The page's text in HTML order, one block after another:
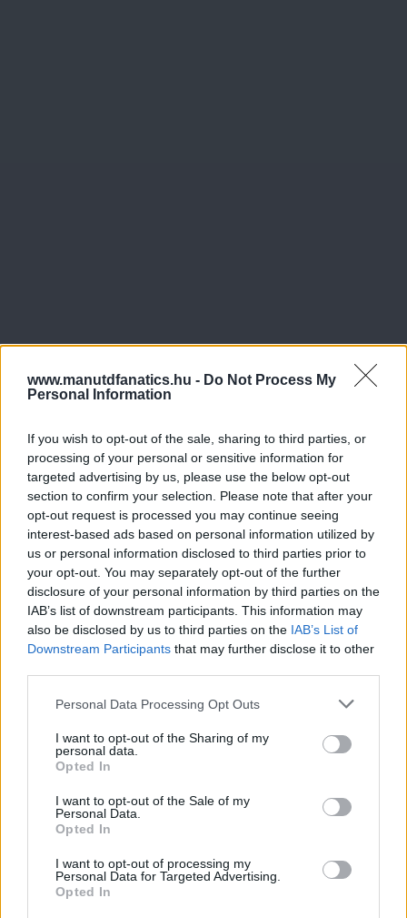
www.manutdfanatics.hu - Do Not Process My
Personal Information
If you wish to opt-out of the sale, sharing to third parties, or
processing of your personal or sensitive information for
targeted advertising by us, please use the below opt-out
section to confirm your selection. Please note that after your
opt-out request is processed you may continue seeing
interest-based ads based on personal information utilized by
us or personal information disclosed to third parties prior to
your opt-out. You may separately opt-out of the further
disclosure of your personal information by third parties on the
IAB’s list of downstream participants. This information may
also be disclosed by us to third parties on the IAB’s List of
Downstream Participants that may further disclose it to other
Please note that this website/app uses one or more Google
not limited to your visit or usage behaviour. You may click to
grant or deny consent to Google and its third-party tags to
use your data for below specified purposes in below Google
consent section.
Personal Data Processing Opt Outs
I want to opt-out of the Sharing of my
personal data.
Opted In
I want to opt-out of the Sale of my
Personal Data.
Opted In
I want to opt-out of processing my
Personal Data for Targeted Advertising.
Opted In